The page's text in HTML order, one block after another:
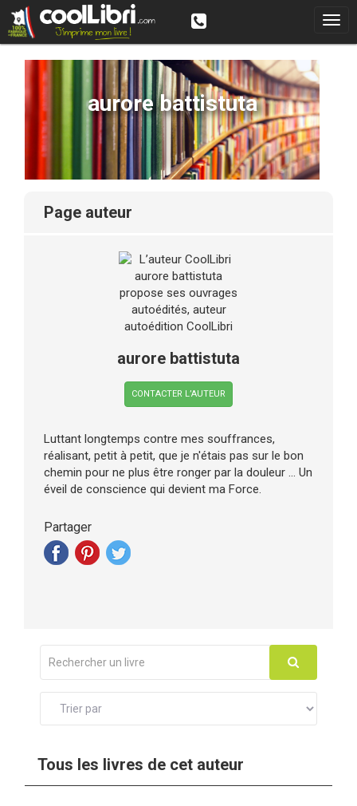
aurore battistuta
page auteur
aurore battistuta
CONTACTER L’AUTEUR
Luttant longtemps contre mes souffrances,
réalisant, petit à petit, que je n'étais pas sur le bon
chemin pour ne plus être ronger par la douleur ... Un
éveil de conscience qui devient ma Force.
Partager
Tous les livres de cet auteur